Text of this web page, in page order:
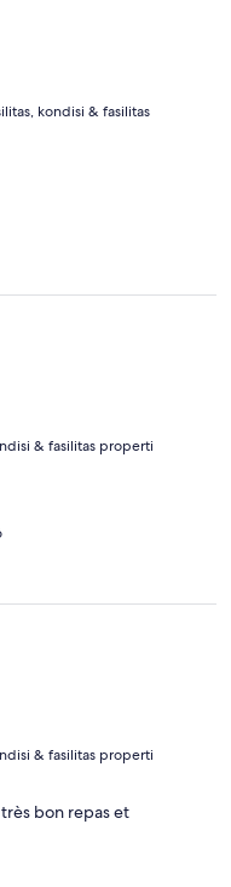
kondisi & fasilitas
& fasilitas properti
& fasilitas properti
bon repas et